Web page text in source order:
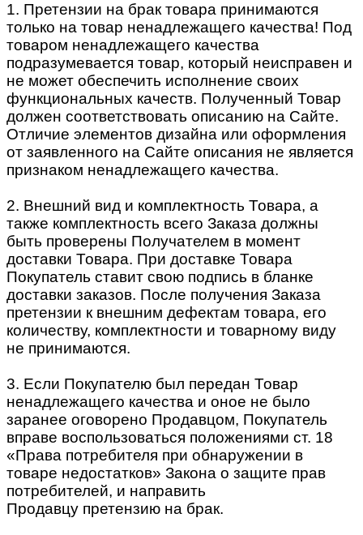
1. Претензии на брак товара принимаются
только на товар ненадлежащего качества! Под
товаром ненадлежащего качества
подразумевается товар, который неисправен и
не может обеспечить исполнение своих
функциональных качеств. Полученный Товар
должен соответствовать описанию на Сайте.
Отличие элементов дизайна или оформления
от заявленного на Сайте описания не является
признаком ненадлежащего качества.
2. Внешний вид и комплектность Товара, а
также комплектность всего Заказа должны
быть проверены Получателем в момент
доставки Товара. При доставке Товара
Покупатель ставит свою подпись в бланке
доставки заказов. После получения Заказа
претензии к внешним дефектам товара, его
количеству, комплектности и товарному виду
не принимаются.
3. Если Покупателю был передан Товар
ненадлежащего качества и оное не было
заранее оговорено Продавцом, Покупатель
вправе воспользоваться положениями ст. 18
«Права потребителя при обнаружении в
товаре недостатков» Закона о защите прав
потребителей, и направить
Продавцу претензию на брак.